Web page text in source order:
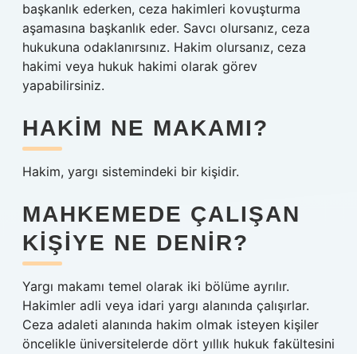
başkanlık ederken, ceza hakimleri kovuşturma
aşamasına başkanlık eder. Savcı olursanız, ceza
hukukuna odaklanırsınız. Hakim olursanız, ceza
hakimi veya hukuk hakimi olarak görev
yapabilirsiniz.
HAKIM NE MAKAMI?
Hakim, yargı sistemindeki bir kişidir.
MAHKEMEDE ÇALIŞAN
KIŞIYE NE DENIR?
Yargı makamı temel olarak iki bölüme ayrılır.
Hakimler adli veya idari yargı alanında çalışırlar.
Ceza adaleti alanında hakim olmak isteyen kişiler
öncelikle üniversitelerde dört yıllık hukuk fakültesini